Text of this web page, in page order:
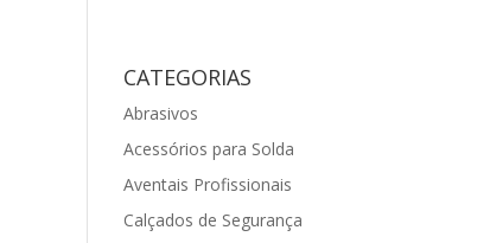
CATEGORIAS
Abrasivos
Acessórios para Solda
Aventais Profissionais
Calçados de Segurança